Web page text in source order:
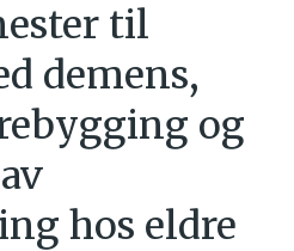
til
demens,
og
hos eldre